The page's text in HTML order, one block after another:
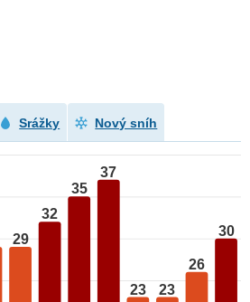
Srážky Nový sníh
29
32
35
37
23 23
26
30